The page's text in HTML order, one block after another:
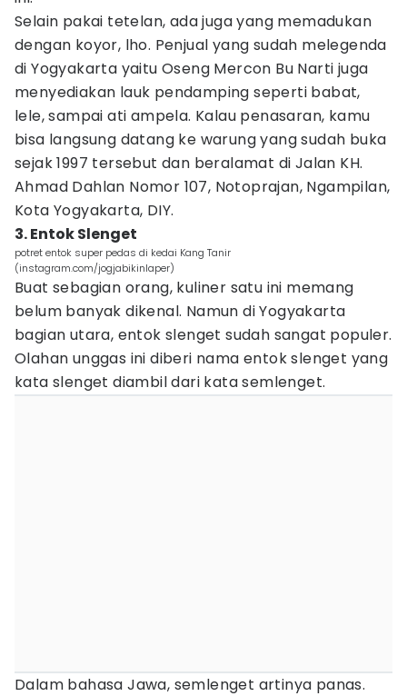
Selain pakai tetelan, ada juga yang memadukan
dengan koyor, lho. Penjual yang sudah melegenda
di Yogyakarta yaitu Oseng Mercon Bu Narti juga
menyediakan lauk pendamping seperti babat,
lele, sampai ati ampela. Kalau penasaran, kamu
bisa langsung datang ke warung yang sudah buka
sejak 1997 tersebut dan beralamat di Jalan KH.
Ahmad Dahlan Nomor 107, Notoprajan, Ngampilan,
Kota Yogyakarta, DIY.
3. Entok Slenget
potret entok super pedas di kedai Kang Tanir
(instagram.com/jogjabikinlaper)
Buat sebagian orang, kuliner satu ini memang
belum banyak dikenal. Namun di Yogyakarta
bagian utara, entok slenget sudah sangat populer.
Olahan unggas ini diberi nama entok slenget yang
kata slenget diambil dari kata semlenget.
Dalam bahasa Jawa, semlenget artinya panas.